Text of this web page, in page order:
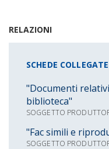
RELAZIONI
SCHEDE COLLEGATE
"Documenti
biblioteca"
SOGGETTO
"Fac simili e
SOGGETTO